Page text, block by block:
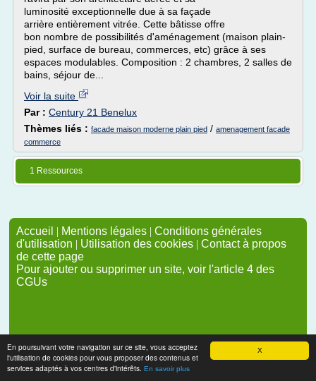
X
En poursuivant votre navigation sur ce site, vous acceptez
l'utilisation de cookies pour vous proposer des contenus et
services adaptés à vos centres d'intérêts. En savoir plus
luminosité exceptionnelle due à sa façade
arrière entièrement vitrée. Cette bâtisse offre
bon nombre de possibilités d'aménagement (maison plain-
pied, surface de bureau, commerces, etc) grâce à ses
espaces modulables. Composition : 2 chambres, 2 salles de
bains, séjour de...
Voir la suite
Par : Century 21 Benelux
Thèmes liés : facade maison moderne plain pied / amenagement facade
commerce
1 Ressources
Accueil | Mentions légales | Conditions générales
d'utilisation | Utilisation des cookies | Contact à propos
de cette page
Pour ajouter ou supprimer un site, voir l'article 4 des
CGUs